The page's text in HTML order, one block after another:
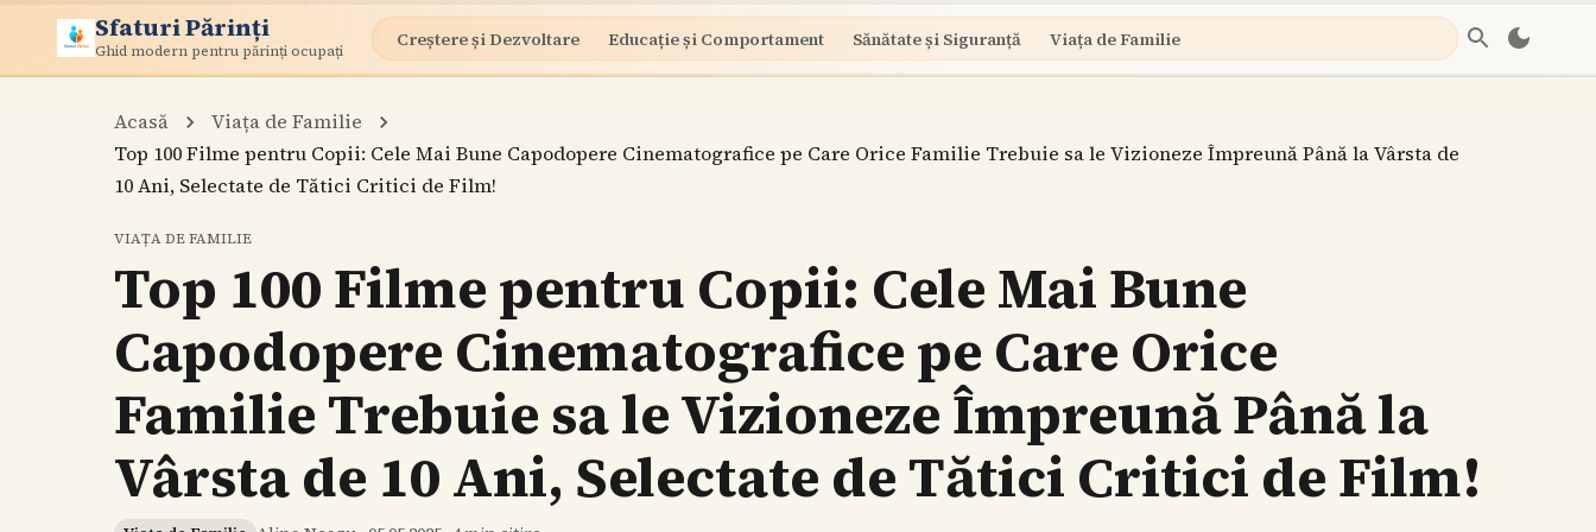
Sfaturi Părinți
Ghid modern pentru părinți ocupați Creștere și Dezvoltare Educație și Comportament Sănătate și Siguranță Viața de Familie
Acasă
Viața de Familie
Top 100 Filme pentru Copii: Cele Mai Bune Capodopere Cinematografice pe Care Orice Familie Trebuie sa le Vizioneze Împreună Până la Vârsta de
10 Ani, Selectate de Tătici Critici de Film!
VIAȚA DE FAMILIE
Top 100 Filme pentru Copii: Cele Mai Bune
Capodopere Cinematografice pe Care Orice
Familie Trebuie sa le Vizioneze Împreună Până la
Vârsta de 10 Ani, Selectate de Tătici Critici de Film!